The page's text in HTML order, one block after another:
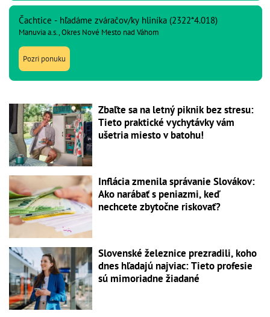
Čachtice - hľadáme zváračov/ky hliníka (2322*4.018)
Manuvia a.s., Okres Nové Mesto nad Váhom
Pozri ponuku
Zbaľte sa na letný piknik bez stresu:
Tieto praktické vychytávky vám
ušetria miesto v batohu!
Inflácia zmenila správanie Slovákov:
Ako narábať s peniazmi, keď
nechcete zbytočne riskovať?
Slovenské železnice prezradili, koho
dnes hľadajú najviac: Tieto profesie
sú mimoriadne žiadané